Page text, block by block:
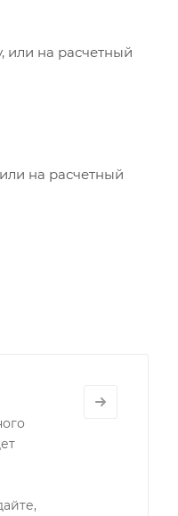
или на расчетный
на расчетный